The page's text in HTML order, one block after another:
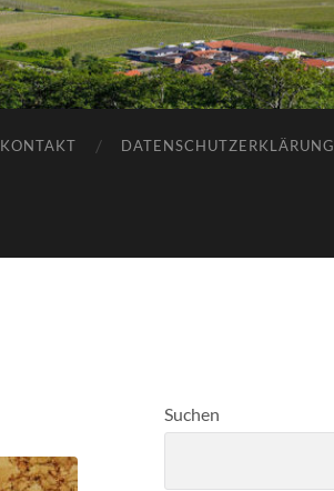
KONTAKT DATENSCHUTZERKLÄRUNG
Suchen